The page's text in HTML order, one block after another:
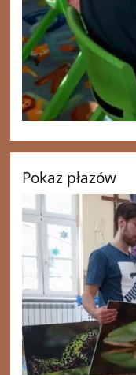
Pokaz płazów